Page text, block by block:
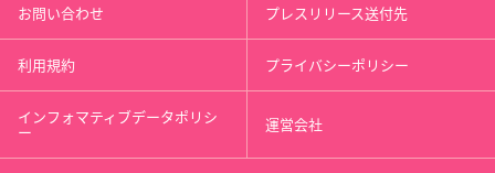
お問い合わせ プレスリリース送付先
利用規約 プライバシーポリシー
インフォマティブデータポリシ
ー 運営会社